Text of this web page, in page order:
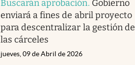
Buscarán aprobación. Gobierno
enviará a fines de abril proyecto
para descentralizar la gestión de
las cárceles
jueves, 09 de Abril de 2026